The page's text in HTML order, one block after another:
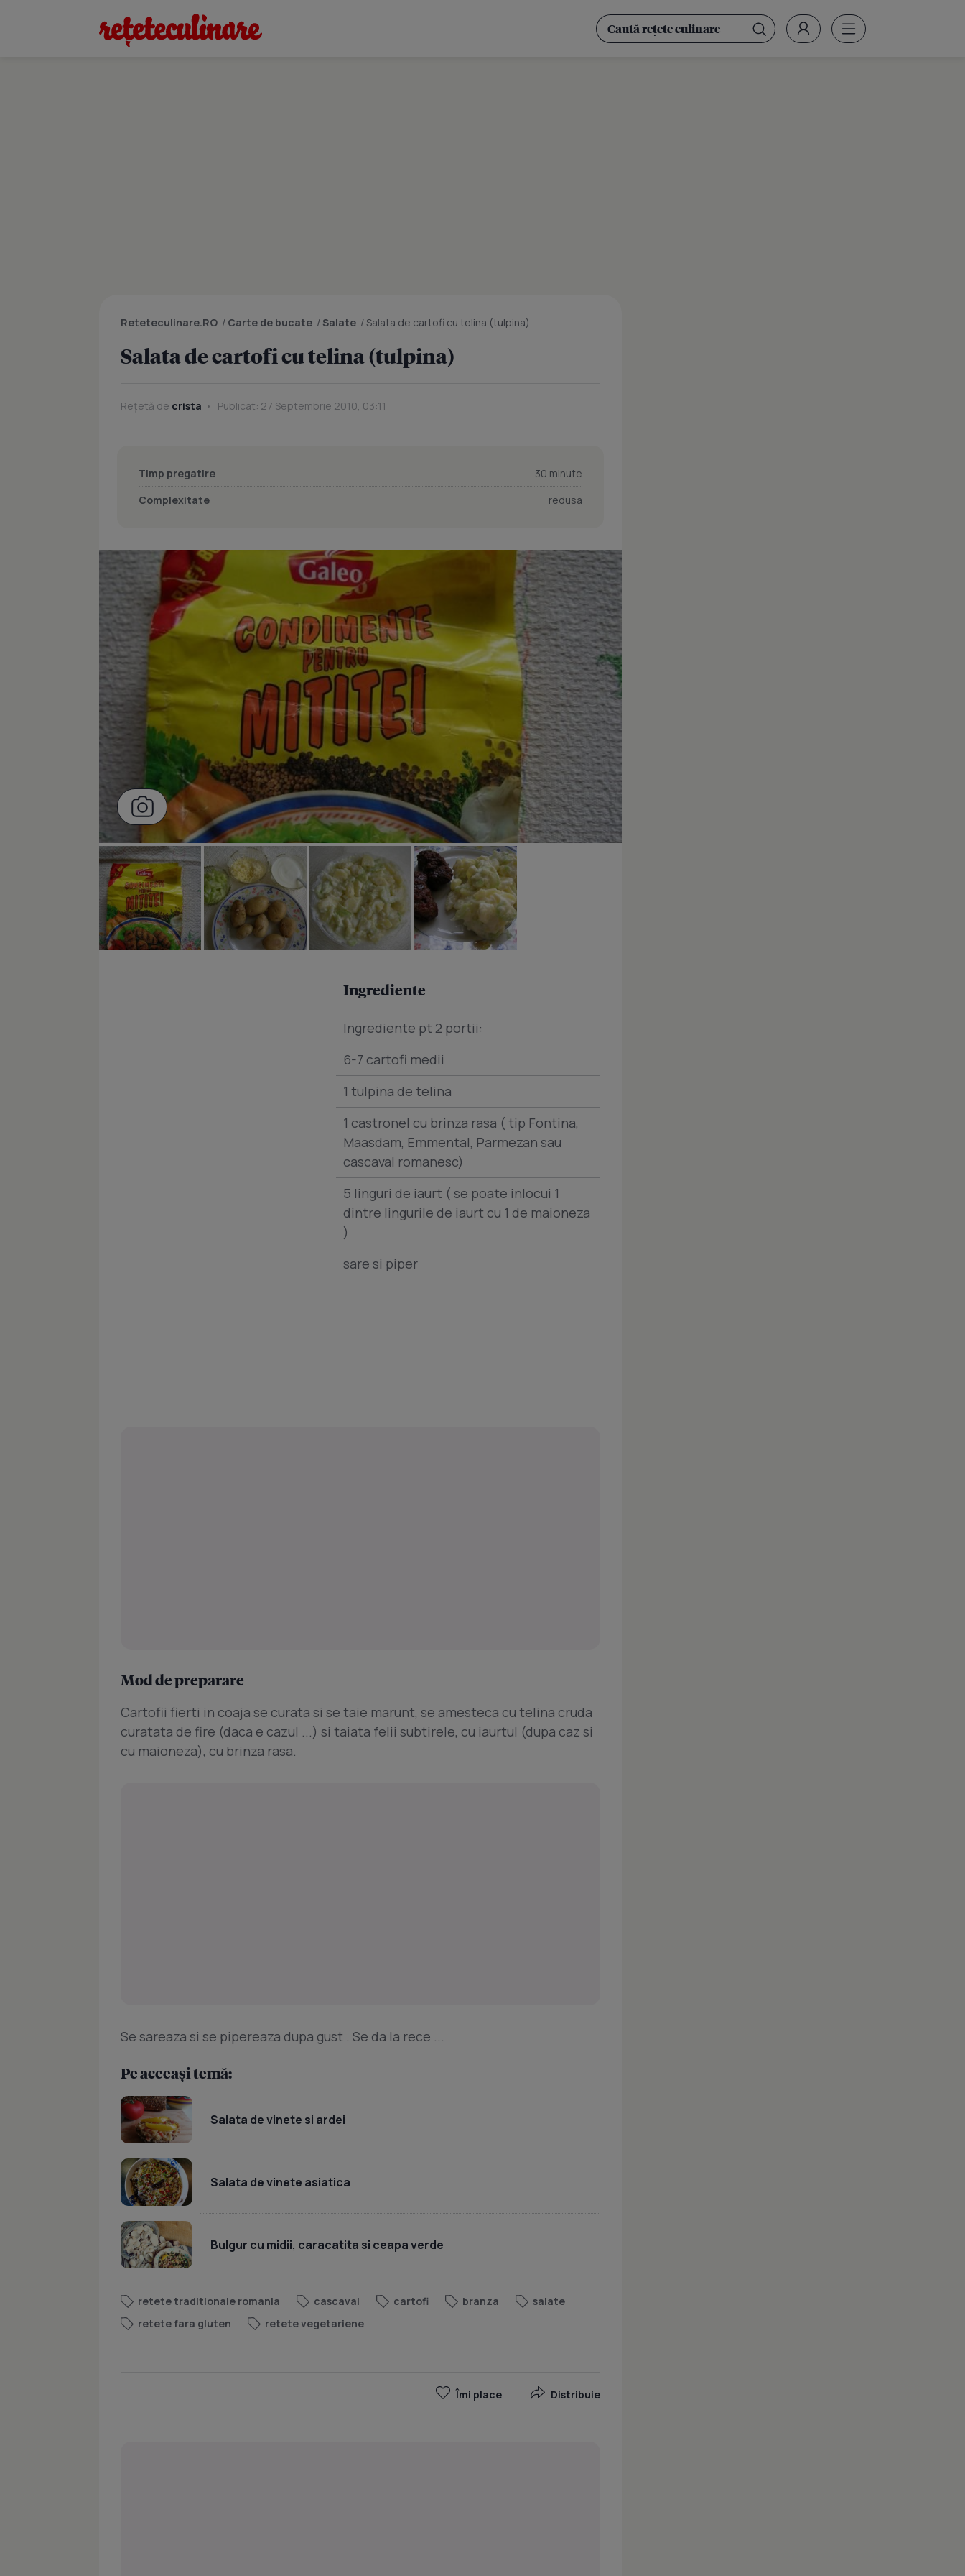
Reteteculinare.RO / Carte de bucate / Salate /Salata de cartofi cu telina (tulpina)
Salata de cartofi cu telina (tulpina)
Rețetă de crista Publicat: 27 Septembrie 2010, 03:11
Timp pregatire
30 minute
Complexitate
redusa
Ingrediente
Ingrediente pt 2 portii:
6-7 cartofi medii
1 tulpina de telina
1 castronel cu brinza rasa ( tip Fontina,
Maasdam, Emmental, Parmezan sau
cascaval romanesc)
5 linguri de iaurt ( se poate inlocui 1
dintre lingurile de iaurt cu 1 de maioneza
)
sare si piper
Mod de preparare
Cartofii fierti in coaja se curata si se taie marunt, se amesteca cu telina cruda
curatata de fire (daca e cazul ...) si taiata felii subtirele, cu iaurtul (dupa caz si
cu maioneza), cu brinza rasa.
Se sareaza si se pipereaza dupa gust . Se da la rece ...
Pe aceeași temă:
Salata de vinete si ardei
Salata de vinete asiatica
Bulgur cu midii, caracatita si ceapa verde
retete traditionale romania cascaval cartofi branza
salate
retete fara gluten
retete vegetariene
Îmi place Distribuie